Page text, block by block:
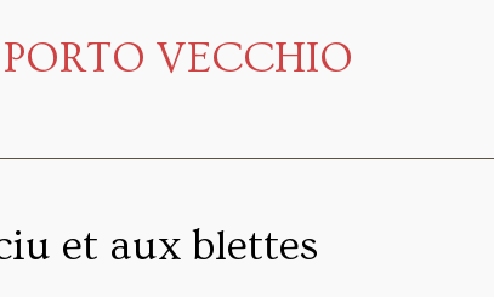
PORTO VECCHIO
et aux blettes